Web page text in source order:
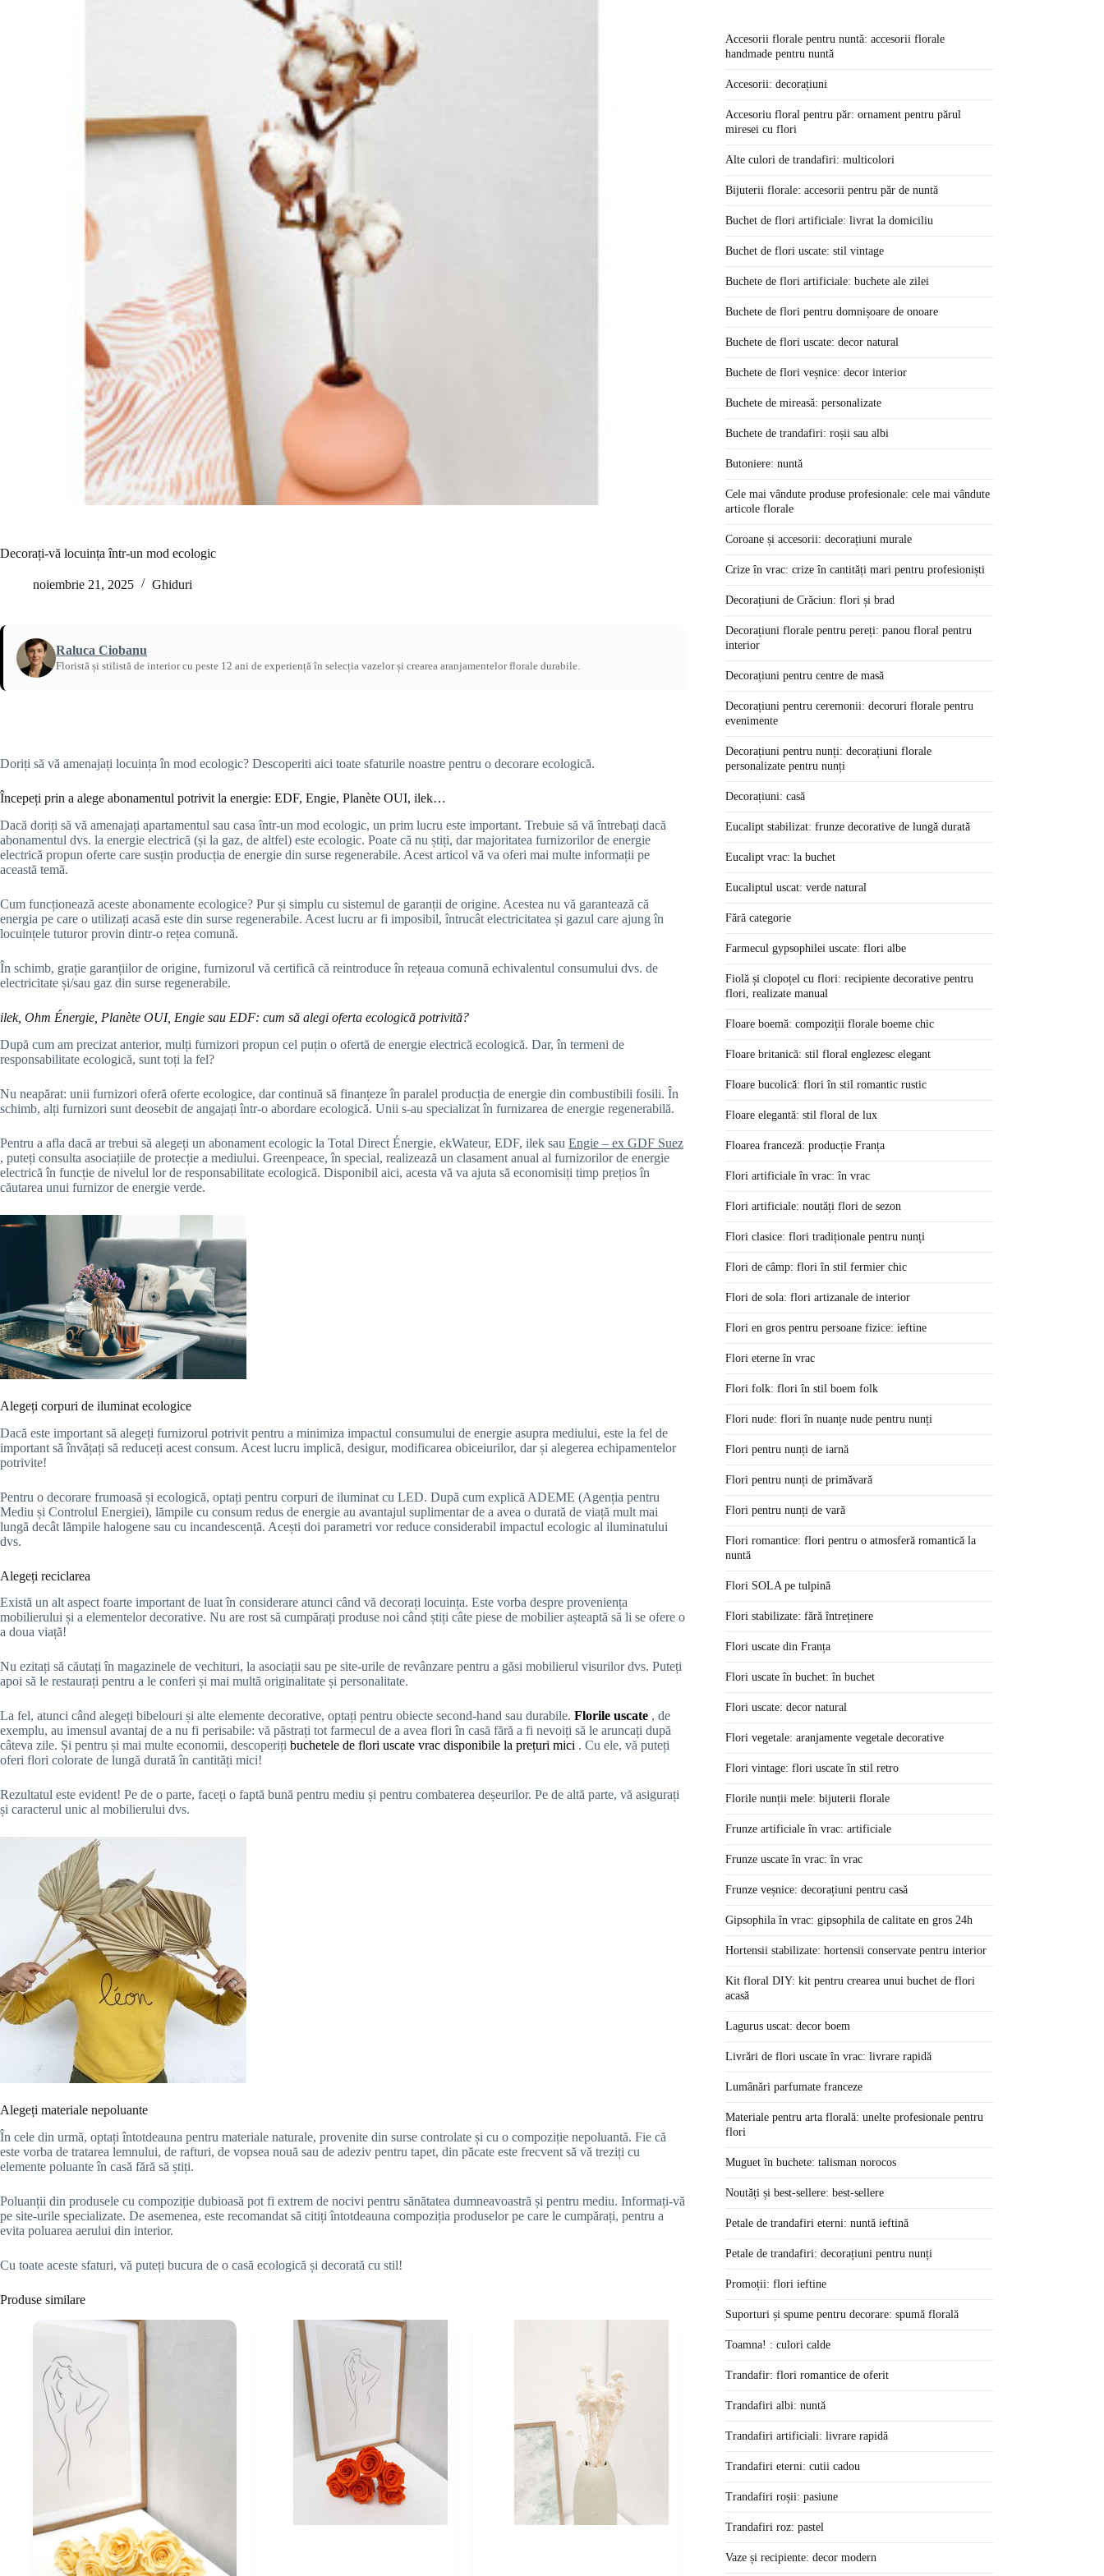
Decorați-vă locuința într-un mod ecologic
noiembrie 21, 2025 Ghiduri
Raluca Ciobanu
Floristă și stilistă de interior cu peste 12 ani de experiență în selecția vazelor și crearea aranjamentelor florale durabile.
Doriți să vă amenajați locuința în mod ecologic? Descoperiti aici toate sfaturile noastre pentru o decorare ecologică.
Începeți prin a alege abonamentul potrivit la energie: EDF, Engie, Planète OUI, ilek…
Dacă doriți să vă amenajați apartamentul sau casa într-un mod ecologic, un prim lucru este important. Trebuie să vă întrebați dacă
abonamentul dvs. la energie electrică (și la gaz, de altfel) este ecologic. Poate că nu știți, dar majoritatea furnizorilor de energie
electrică propun oferte care susțin producția de energie din surse regenerabile. Acest articol vă va oferi mai multe informații pe
această temă.
Cum funcționează aceste abonamente ecologice? Pur și simplu cu sistemul de garanții de origine. Acestea nu vă garantează că
energia pe care o utilizați acasă este din surse regenerabile. Acest lucru ar fi imposibil, întrucât electricitatea și gazul care ajung în
locuințele tuturor provin dintr-o rețea comună.
În schimb, grație garanțiilor de origine, furnizorul vă certifică că reintroduce în rețeaua comună echivalentul consumului dvs. de
electricitate și/sau gaz din surse regenerabile.
ilek, Ohm Énergie, Planète OUI, Engie sau EDF: cum să alegi oferta ecologică potrivită?
După cum am precizat anterior, mulți furnizori propun cel puțin o ofertă de energie electrică ecologică. Dar, în termeni de
responsabilitate ecologică, sunt toți la fel?
Nu neapărat: unii furnizori oferă oferte ecologice, dar continuă să finanțeze în paralel producția de energie din combustibili fosili. În
schimb, alți furnizori sunt deosebit de angajați într-o abordare ecologică. Unii s-au specializat în furnizarea de energie regenerabilă.
Pentru a afla dacă ar trebui să alegeți un abonament ecologic la Total Direct Énergie, ekWateur, EDF, ilek sau Engie – ex GDF Suez
, puteți consulta asociațiile de protecție a mediului. Greenpeace, în special, realizează un clasament anual al furnizorilor de energie
electrică în funcție de nivelul lor de responsabilitate ecologică. Disponibil aici, acesta vă va ajuta să economisiți timp prețios în
căutarea unui furnizor de energie verde.
Alegeți corpuri de iluminat ecologice
Dacă este important să alegeți furnizorul potrivit pentru a minimiza impactul consumului de energie asupra mediului, este la fel de
important să învățați să reduceți acest consum. Acest lucru implică, desigur, modificarea obiceiurilor, dar și alegerea echipamentelor
potrivite!
Pentru o decorare frumoasă și ecologică, optați pentru corpuri de iluminat cu LED. După cum explică ADEME (Agenția pentru
Mediu și Controlul Energiei), lămpile cu consum redus de energie au avantajul suplimentar de a avea o durată de viață mult mai
lungă decât lămpile halogene sau cu incandescență. Acești doi parametri vor reduce considerabil impactul ecologic al iluminatului
dvs.
Alegeți reciclarea
Există un alt aspect foarte important de luat în considerare atunci când vă decorați locuința. Este vorba despre proveniența
mobilierului și a elementelor decorative. Nu are rost să cumpărați produse noi când știți câte piese de mobilier așteaptă să li se ofere o
a doua viață!
Nu ezitați să căutați în magazinele de vechituri, la asociații sau pe site-urile de revânzare pentru a găsi mobilierul visurilor dvs. Puteți
apoi să le restaurați pentru a le conferi și mai multă originalitate și personalitate.
La fel, atunci când alegeți bibelouri și alte elemente decorative, optați pentru obiecte second-hand sau durabile. Florile uscate , de
exemplu, au imensul avantaj de a nu fi perisabile: vă păstrați tot farmecul de a avea flori în casă fără a fi nevoiți să le aruncați după
câteva zile. Și pentru și mai multe economii, descoperiți buchetele de flori uscate vrac disponibile la prețuri mici . Cu ele, vă puteți
oferi flori colorate de lungă durată în cantități mici!
Rezultatul este evident! Pe de o parte, faceți o faptă bună pentru mediu și pentru combaterea deșeurilor. Pe de altă parte, vă asigurați
și caracterul unic al mobilierului dvs.
Alegeți materiale nepoluante
În cele din urmă, optați întotdeauna pentru materiale naturale, provenite din surse controlate și cu o compoziție nepoluantă. Fie că
este vorba de tratarea lemnului, de rafturi, de vopsea nouă sau de adeziv pentru tapet, din păcate este frecvent să vă treziți cu
elemente poluante în casă fără să știți.
Poluanții din produsele cu compoziție dubioasă pot fi extrem de nocivi pentru sănătatea dumneavoastră și pentru mediu. Informați-vă
pe site-urile specializate. De asemenea, este recomandat să citiți întotdeauna compoziția produselor pe care le cumpărați, pentru a
evita poluarea aerului din interior.
Cu toate aceste sfaturi, vă puteți bucura de o casă ecologică și decorată cu stil!
Produse similare
Accesorii florale pentru nuntă: accesorii florale
handmade pentru nuntă
Accesorii: decorațiuni
Accesoriu floral pentru păr: ornament pentru părul
miresei cu flori
Alte culori de trandafiri: multicolori
Bijuterii florale: accesorii pentru păr de nuntă
Buchet de flori artificiale: livrat la domiciliu
Buchet de flori uscate: stil vintage
Buchete de flori artificiale: buchete ale zilei
Buchete de flori pentru domnișoare de onoare
Buchete de flori uscate: decor natural
Buchete de flori veșnice: decor interior
Buchete de mireasă: personalizate
Buchete de trandafiri: roșii sau albi
Butoniere: nuntă
Cele mai vândute produse profesionale: cele mai vândute
articole florale
Coroane și accesorii: decorațiuni murale
Crize în vrac: crize în cantități mari pentru profesioniști
Decorațiuni de Crăciun: flori și brad
Decorațiuni florale pentru pereți: panou floral pentru
interior
Decorațiuni pentru centre de masă
Decorațiuni pentru ceremonii: decoruri florale pentru
evenimente
Decorațiuni pentru nunți: decorațiuni florale
personalizate pentru nunți
Decorațiuni: casă
Eucalipt stabilizat: frunze decorative de lungă durată
Eucalipt vrac: la buchet
Eucaliptul uscat: verde natural
Fără categorie
Farmecul gypsophilei uscate: flori albe
Fiolă și clopoțel cu flori: recipiente decorative pentru
flori, realizate manual
Floare boemă: compoziții florale boeme chic
Floare britanică: stil floral englezesc elegant
Floare bucolică: flori în stil romantic rustic
Floare elegantă: stil floral de lux
Floarea franceză: producție Franța
Flori artificiale în vrac: în vrac
Flori artificiale: noutăți flori de sezon
Flori clasice: flori tradiționale pentru nunți
Flori de câmp: flori în stil fermier chic
Flori de sola: flori artizanale de interior
Flori en gros pentru persoane fizice: ieftine
Flori eterne în vrac
Flori folk: flori în stil boem folk
Flori nude: flori în nuanțe nude pentru nunți
Flori pentru nunți de iarnă
Flori pentru nunți de primăvară
Flori pentru nunți de vară
Flori romantice: flori pentru o atmosferă romantică la
nuntă
Flori SOLA pe tulpină
Flori stabilizate: fără întreținere
Flori uscate din Franța
Flori uscate în buchet: în buchet
Flori uscate: decor natural
Flori vegetale: aranjamente vegetale decorative
Flori vintage: flori uscate în stil retro
Florile nunții mele: bijuterii florale
Frunze artificiale în vrac: artificiale
Frunze uscate în vrac: în vrac
Frunze veșnice: decorațiuni pentru casă
Gipsophila în vrac: gipsophila de calitate en gros 24h
Hortensii stabilizate: hortensii conservate pentru interior
Kit floral DIY: kit pentru crearea unui buchet de flori
acasă
Lagurus uscat: decor boem
Livrări de flori uscate în vrac: livrare rapidă
Lumânări parfumate franceze
Materiale pentru arta florală: unelte profesionale pentru
flori
Muguet în buchete: talisman norocos
Noutăți și best-sellere: best-sellere
Petale de trandafiri eterni: nuntă ieftină
Petale de trandafiri: decorațiuni pentru nunți
Promoții: flori ieftine
Suporturi și spume pentru decorare: spumă florală
Toamna! : culori calde
Trandafir: flori romantice de oferit
Trandafiri albi: nuntă
Trandafiri artificiali: livrare rapidă
Trandafiri eterni: cutii cadou
Trandafiri roșii: pasiune
Trandafiri roz: pastel
Vaze și recipiente: decor modern